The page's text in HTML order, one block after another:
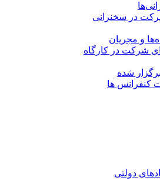
در سخنرانی
و مجریان
شرکت در کارگاه
شده
ها
دولتی